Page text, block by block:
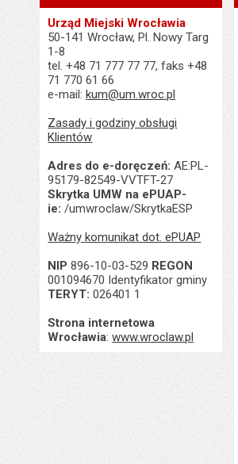
Urząd Miejski Wrocławia
50-141 Wrocław, Pl. Nowy Targ
1-8
tel. +48 71 777 77 77, faks +48
71 770 61 66
e-mail:kum@um.wroc.pl
Zasady i godziny obsługi
Klientów
Adres do e-doręczeń: AE:PL-
95179-82549-VVTFT-27
Skrytka UMW na ePUAP-
ie: /umwroclaw/SkrytkaESP
Ważny komunikat dot. ePUAP
NIP 896-10-03-529 REGON
001094670 Identyfikator gminy
TERYT: 026401 1
Strona internetowa
Wrocławia:www.wroclaw.pl